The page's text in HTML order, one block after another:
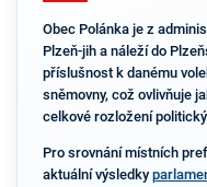
Obec Polánka je z
Plzeň-jih a náleží do
příslušnost k danému
sněmovny, což ovlivňuje
celkové rozložení
Pro srovnání místních
aktuální výsledky